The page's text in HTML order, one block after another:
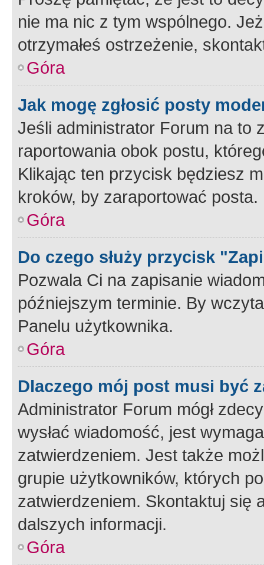
nie ma nic z tym wspólnego.
otrzymałeś ostrzeżenie,
Góra
Jak mogę zgłosić posty
Jeśli administrator Forum na to
raportowania obok postu,
Klikając ten przycisk będziesz
kroków, by zaraportować posta.
Góra
Do czego służy przycisk
Pozwala Ci na zapisanie
późniejszym terminie. By
Panelu użytkownika.
Góra
Dlaczego mój post musi być
Administrator Forum mógł
wysłać wiadomość, jest
zatwierdzeniem. Jest także
grupie użytkowników, których
zatwierdzeniem. Skontaktuj się
dalszych informacji.
Góra